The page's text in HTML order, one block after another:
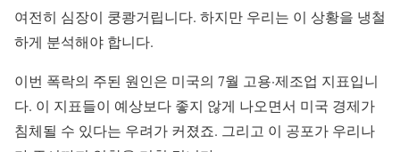
여전히 심장이 쿵쾅거립니다. 하지만 우리는 이 상황을 냉철
하게 분석해야 합니다.
이번 폭락의 주된 원인은 미국의 7월 고용·제조업 지표입니
다. 이 지표들이 예상보다 좋지 않게 나오면서 미국 경제가
침체될 수 있다는 우려가 커졌죠. 그리고 이 공포가 우리나